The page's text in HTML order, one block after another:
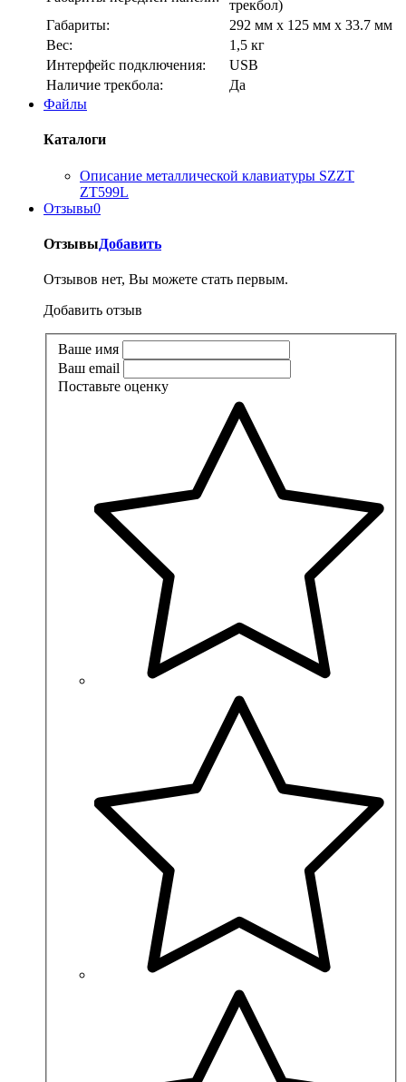
трекбол)
Габариты:
292 мм х 125 мм х 33.7 мм
Вес:
1,5 кг
Интерфейс подключения:
USB
Наличие трекбола:
Да
Файлы
Каталоги
Описание металлической клавиатуры SZZT
ZT599L
Отзывы0
ОтзывыДобавить
Отзывов нет, Вы можете стать первым.
Добавить отзыв
Ваше имя
Ваш email
Поставьте оценку